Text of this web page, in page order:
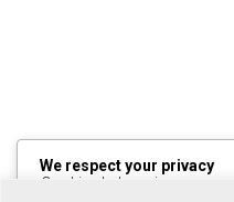
We respect your privacy
Cookies help us improve